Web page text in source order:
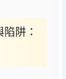
阱：